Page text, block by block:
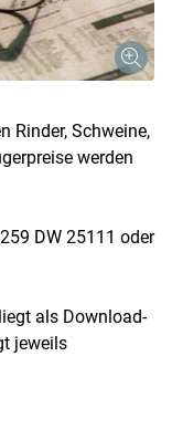
Rinder, Schweine,
werden
DW 25111 oder
als Download-
jeweils